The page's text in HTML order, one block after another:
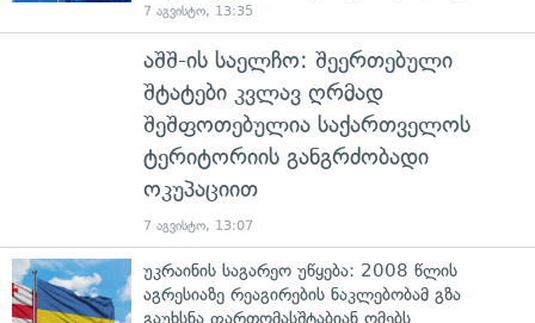
7 აგვისტო, 13:35
აშშ-ის საელჩო: შეერთებული
შტატები კვლავ ღრმად
შეშფოთებულია საქართველოს
ტერიტორიის განგრძობადი
ოკუპაციით
7 აგვისტო, 13:07
უკრაინის საგარეო უწყება: 2008 წლის
აგრესიაზე რეაგირების ნაკლებობამ გზა